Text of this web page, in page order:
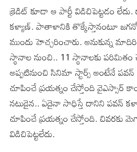
క్రెడిట్ కూడా ఆ పార్టీ విడిచిపెట్టడం
కళ్యాణ్. పాతాళానికి తొక్కేస్తానంటూ
ముందు హెచ్చరించారు. అనుకున్న
స్థానాల నుంచి.. 11 స్థానాలకు
అప్పటినుంచి సినిమా స్టార్స్ అంటేనే పవన్
చూపించే ప్రయత్నం చేస్తోంది వైఎస్సార్
నటుడైన.. ఏదైనా సాధిస్తే దానిని పవన్
చూపించే ప్రయత్నం చేస్తోంది.
విడిచిపెట్టలేదు.